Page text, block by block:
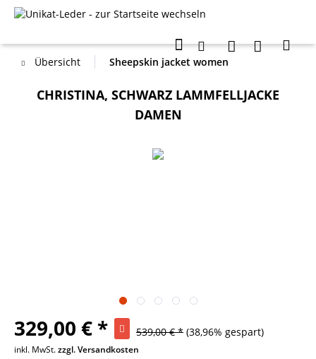
Übersicht Sheepskin jacket women
CHRISTINA, SCHWARZ LAMMFELLJACKE
DAMEN
329,00 € * 539,00 € * (38,96% gespart)
inkl. MwSt.zzgl. Versandkosten